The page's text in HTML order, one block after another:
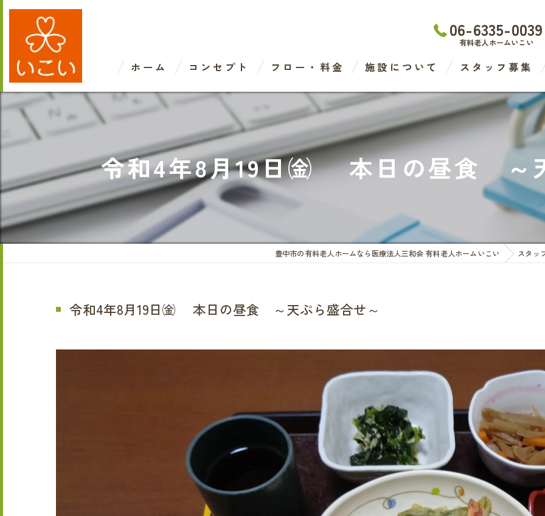
06-6335-0039
有料老人ホームいこい
ホーム コンセプト フロー・料金 施設について
わたなべ医院
デイケアセンター
有料老人ホーム
スタッフ募集
令和4年8月19日㈮ 本日の昼食 ～
豊中市の有料老人ホームなら医療法人三和会 有料老人ホームいこい スタッ
令和4年8月19日㈮ 本日の昼食 ～天ぷら盛合せ～